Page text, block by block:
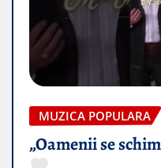
MUZICA POPULARA
„Oamenii se